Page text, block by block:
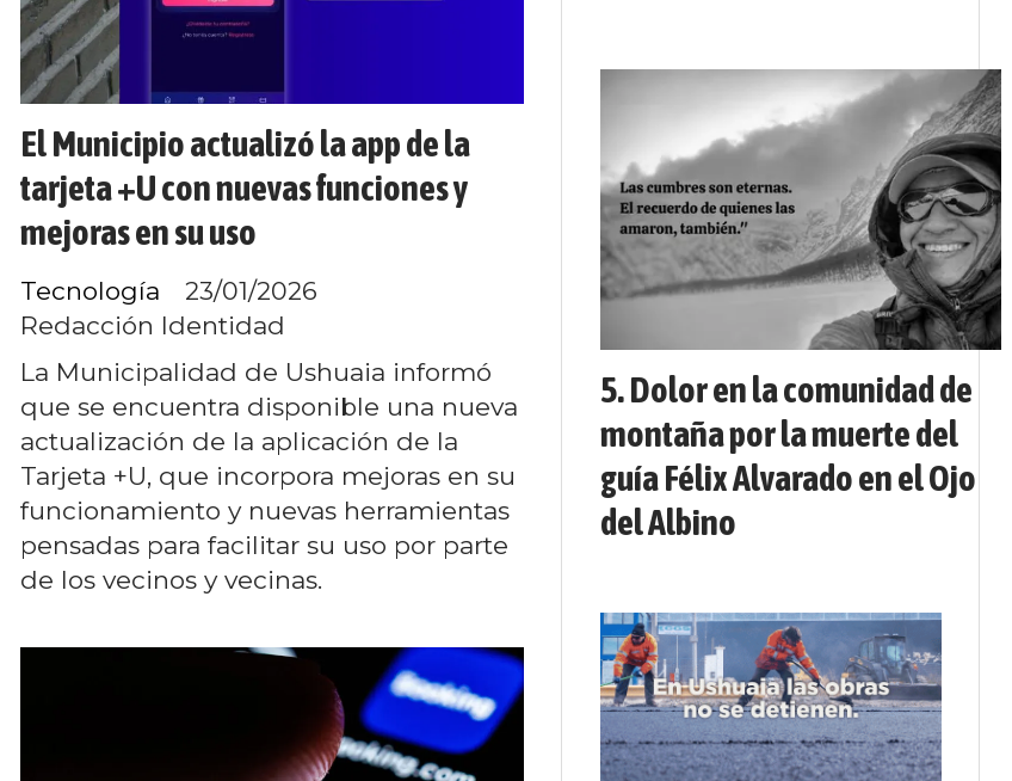
El Municipio actualizó la app de la
tarjeta +U con nuevas funciones y
mejoras en su uso
Redacción Identidad
Tecnología 23/01/2026
La Municipalidad de Ushuaia informó
que se encuentra disponible una nueva
actualización de la aplicación de la
Tarjeta +U, que incorpora mejoras en su
funcionamiento y nuevas herramientas
pensadas para facilitar su uso por parte
de los vecinos y vecinas.
Dolor en la comunidad de
montaña por la muerte del
guía Félix Alvarado en el Ojo
del Albino